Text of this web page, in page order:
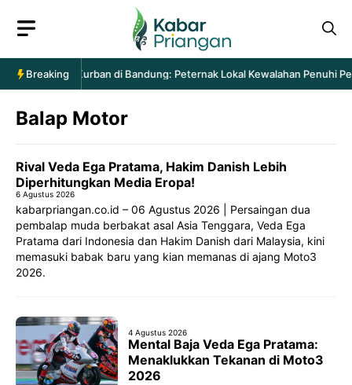
Breaking
Hewan Kurban di Bandung: Peternak Lokal Kewalahan Penuhi
Balap Motor
Rival Veda Ega Pratama, Hakim Danish Lebih
Diperhitungkan Media Eropa!
6 Agustus 2026
kabarpriangan.co.id – 06 Agustus 2026 | Persaingan dua
pembalap muda berbakat asal Asia Tenggara, Veda Ega
Pratama dari Indonesia dan Hakim Danish dari Malaysia, kini
memasuki babak baru yang kian memanas di ajang Moto3
2026.
4 Agustus 2026
Mental Baja Veda Ega Pratama:
Menaklukkan Tekanan di Moto3
2026